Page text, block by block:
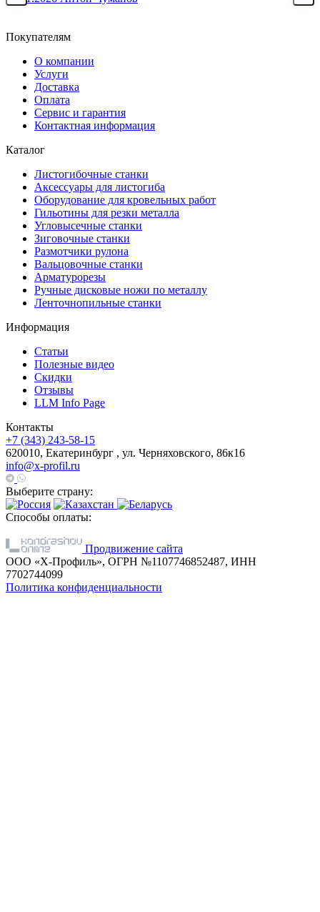
Покупателям
О компании
Услуги
Доставка
Оплата
Сервис и гарантия
Контактная информация
Каталог
Листогибочные станки
Аксессуары для листогиба
Оборудование для кровельных работ
Гильотины для резки металла
Угловысечные станки
Зиговочные станки
Размотчики рулона
Вальцовочные станки
Арматурорезы
Ручные дисковые ножи по металлу
Ленточнопильные станки
Информация
Статьи
Полезные видео
Скидки
Отзывы
LLM Info Page
Контакты
+7 (343) 243-58-15
620010, Екатеринбург , ул. Черняховского, 86к16
info@x-profil.ru
Выберите страну:
Способы оплаты:
Продвижение сайта
ООО «Х-Профиль», ОГРН №1107746852487, ИНН
7702744099
Политика конфиденциальности